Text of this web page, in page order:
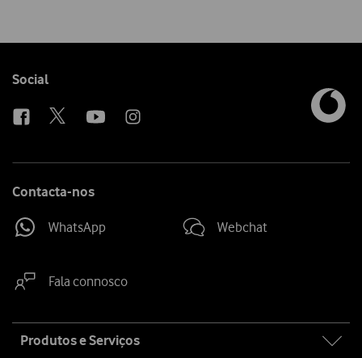
Follow
Social
Contacta-nos
WhatsApp Webchat
Fala connosco
map
Produtos e Serviços